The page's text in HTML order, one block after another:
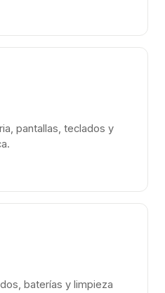
pantallas, teclados y
baterías y limpieza